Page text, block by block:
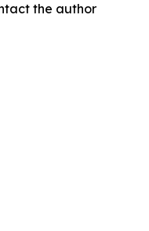
the author